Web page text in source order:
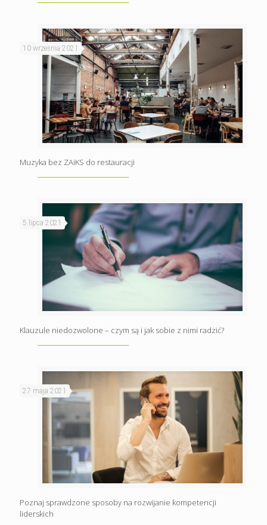
10 września 2021
Muzyka bez ZAiKS do restauracji
5 lipca 2021
Klauzule niedozwolone – czym są i jak sobie z nimi radzić?
27 maja 2021
Poznaj sprawdzone sposoby na rozwijanie kompetencji
liderskich